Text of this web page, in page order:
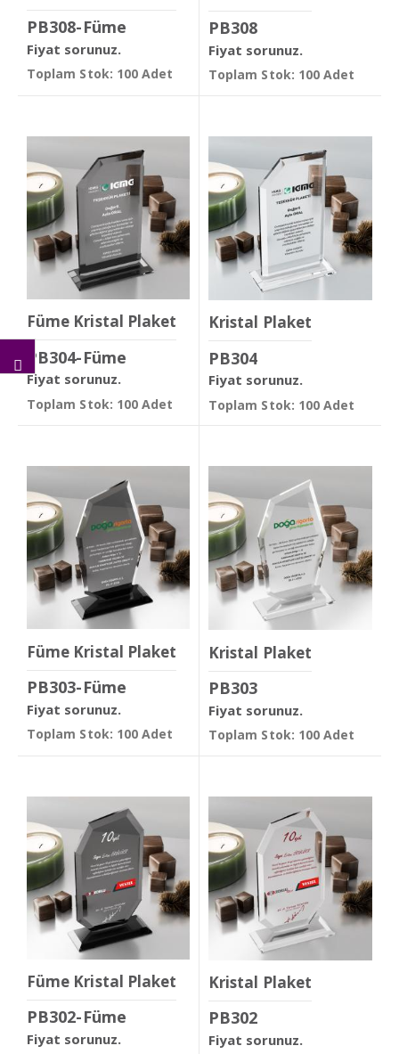
PB308-Füme
Fiyat sorunuz.
Toplam Stok: 100 Adet
PB308
Fiyat sorunuz.
Toplam Stok: 100 Adet
Füme Kristal Plaket
PB304-Füme
Fiyat sorunuz.
Toplam Stok: 100 Adet
Kristal Plaket
PB304
Fiyat sorunuz.
Toplam Stok: 100 Adet
Füme Kristal Plaket
PB303-Füme
Fiyat sorunuz.
Toplam Stok: 100 Adet
Kristal Plaket
PB303
Fiyat sorunuz.
Toplam Stok: 100 Adet
Füme Kristal Plaket
PB302-Füme
Fiyat sorunuz.
Kristal Plaket
PB302
Fiyat sorunuz.